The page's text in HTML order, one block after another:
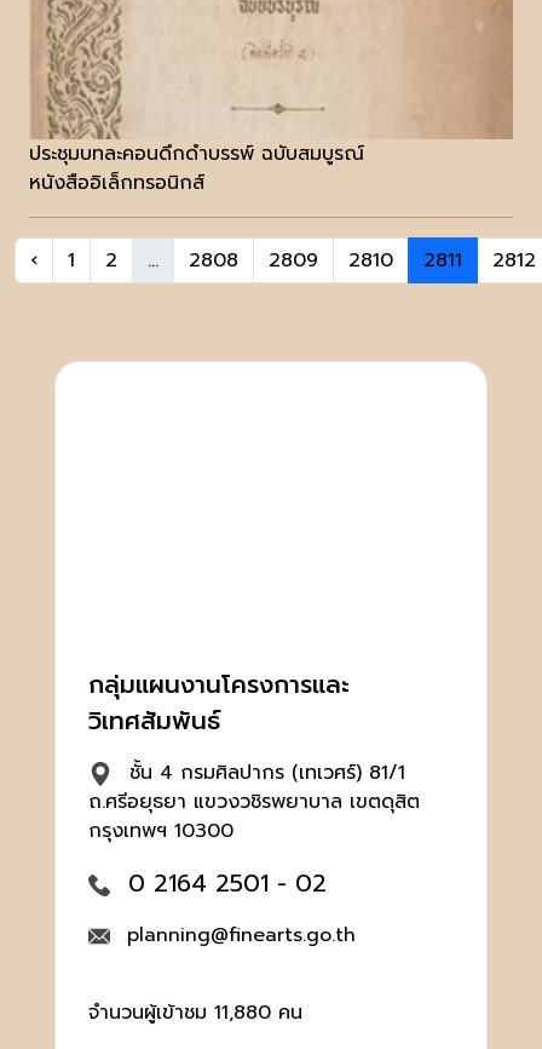
ประชุมบทละคอนดึกดำบรรพ์ ฉบับสมบูรณ์
หนังสืออิเล็กทรอนิกส์
‹ 1 2 ... 2808 2809 2810 2811 2812
กลุ่มแผนงานโครงการและ
วิเทศสัมพันธ์
ชั้น 4 กรมศิลปากร (เทเวศร์) 81/1
ถ.ศรีอยุธยา แขวงวชิรพยาบาล เขตดุสิต
กรุงเทพฯ 10300
0 2164 2501 - 02
planning@finearts.go.th
จำนวนผู้เข้าชม 11,880 คน